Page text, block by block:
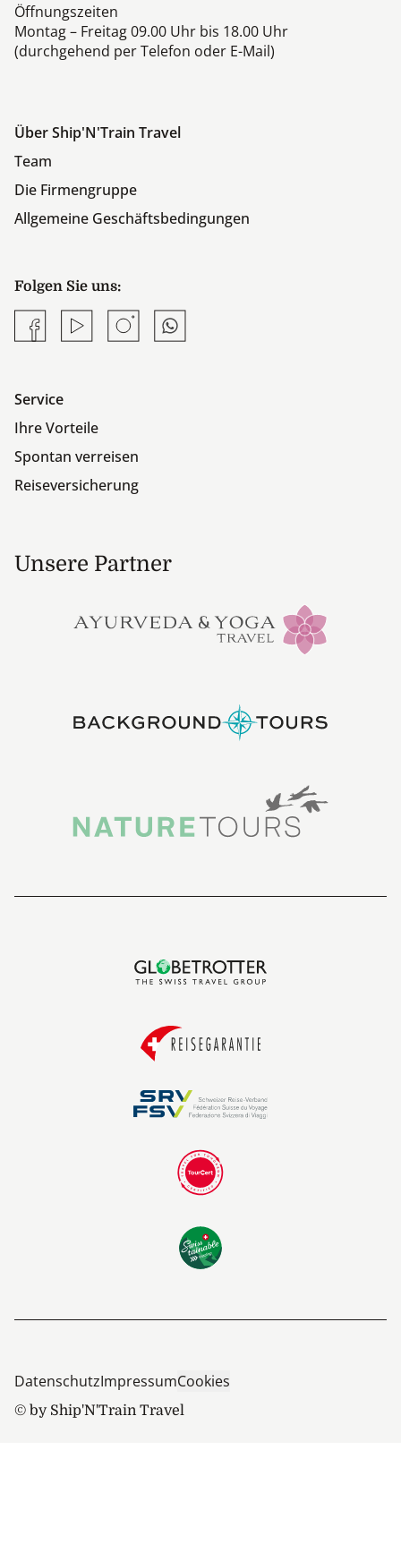
Öffnungszeiten
Montag – Freitag 09.00 Uhr bis 18.00 Uhr
(durchgehend per Telefon oder E-Mail)
Über Ship'N'Train Travel
Team
Die Firmengruppe
Allgemeine Geschäftsbedingungen
Folgen Sie uns:
FacebookYouTubeInstagramWhatsapp
Service
Ihre Vorteile
Spontan verreisen
Reiseversicherung
Unsere Partner
© by Ship'N'Train Travel
DatenschutzImpressumCookies